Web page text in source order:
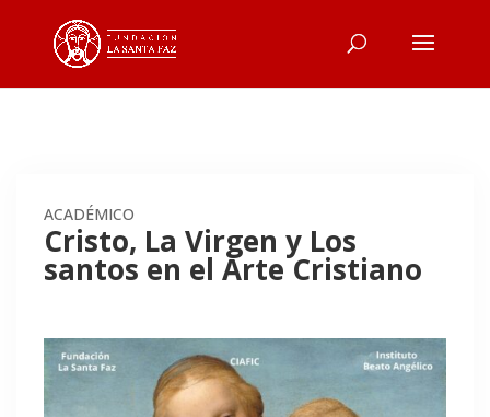
ACADÉMICO
Cristo, La Virgen y Los
santos en el Arte Cristiano